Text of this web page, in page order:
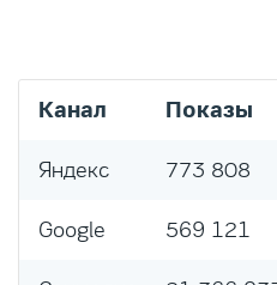
Канал Показы
Яндекс 773 808
Google 569 121